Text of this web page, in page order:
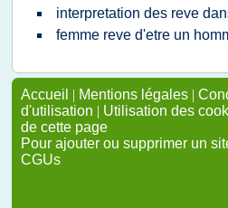
interpretation des reve
femme reve d'etre un
Accueil | Mentions légales |
d'utilisation | Utilisation des
de cette page
Pour ajouter ou supprimer un
CGUs